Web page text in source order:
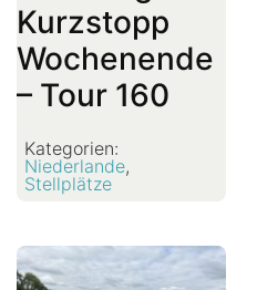
Kurzstopp
Wochenende
– Tour 160
Kategorien:
Niederlande,
Stellplätze